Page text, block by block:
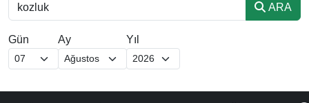
ARA
Gün Ay Yıl